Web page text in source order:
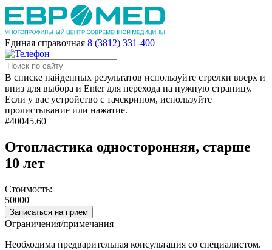
Единая справочная 8 (3812) 331-400
В списке найденных результатов используйте стрелки вверх и
вниз для выбора и Enter для перехода на нужную страницу.
Если у вас устройство с тачскрином, используйте
пролистывание или нажатие.
#40045.60
Отопластика односторонняя, старше
10 лет
Стоимость:
50000
Записаться на прием
Ограничения/примечания
Необходима предварительная консультация со специалистом.